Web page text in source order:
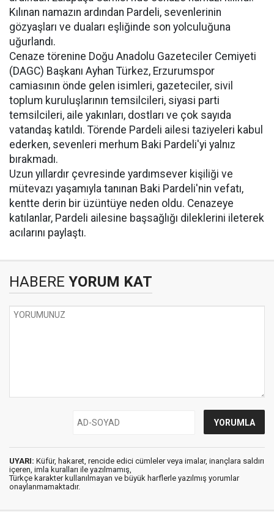
Kılınan namazın ardından Pardeli, sevenlerinin
gözyaşları ve duaları eşliğinde son yolculuğuna
uğurlandı.
Cenaze törenine Doğu Anadolu Gazeteciler Cemiyeti
(DAGC) Başkanı Ayhan Türkez, Erzurumspor
camiasının önde gelen isimleri, gazeteciler, sivil
toplum kuruluşlarının temsilcileri, siyasi parti
temsilcileri, aile yakınları, dostları ve çok sayıda
vatandaş katıldı. Törende Pardeli ailesi taziyeleri kabul
ederken, sevenleri merhum Baki Pardeli'yi yalnız
bırakmadı.
Uzun yıllardır çevresinde yardımsever kişiliği ve
mütevazı yaşamıyla tanınan Baki Pardeli'nin vefatı,
kentte derin bir üzüntüye neden oldu. Cenazeye
katılanlar, Pardeli ailesine başsağlığı dileklerini ileterek
acılarını paylaştı.
HABERE YORUM KAT
UYARI: Küfür, hakaret, rencide edici cümleler veya imalar, inançlara saldırı
içeren, imla kuralları ile yazılmamış,
Türkçe karakter kullanılmayan ve büyük harflerle yazılmış yorumlar
onaylanmamaktadır.